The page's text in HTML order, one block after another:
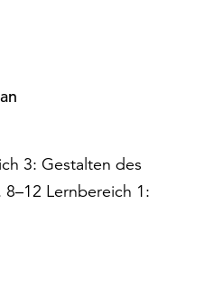
3: Gestalten des
8–12 Lernbereich 1: